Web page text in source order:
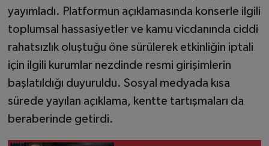
yayımladı. Platformun açıklamasında konserle ilgili
toplumsal hassasiyetler ve kamu vicdanında ciddi
rahatsızlık oluştuğu öne sürülerek etkinliğin iptali
için ilgili kurumlar nezdinde resmi girişimlerin
başlatıldığı duyuruldu. Sosyal medyada kısa
sürede yayılan açıklama, kentte tartışmaları da
beraberinde getirdi.